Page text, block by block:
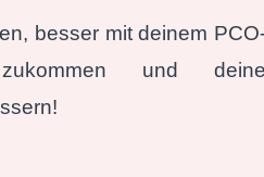
besser mit deinem
und